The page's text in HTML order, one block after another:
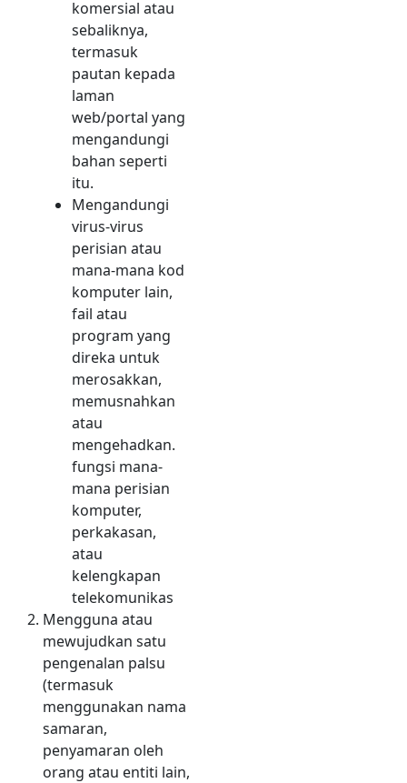
komersial atau
sebaliknya,
termasuk
pautan kepada
laman
web/portal yang
mengandungi
bahan seperti
itu.
Mengandungi
virus-virus
perisian atau
mana-mana kod
komputer lain,
fail atau
program yang
direka untuk
merosakkan,
memusnahkan
atau
mengehadkan.
fungsi mana-
mana perisian
komputer,
perkakasan,
atau
kelengkapan
telekomunikas
Mengguna atau
mewujudkan satu
pengenalan palsu
(termasuk
menggunakan nama
samaran,
penyamaran oleh
orang atau entiti lain,